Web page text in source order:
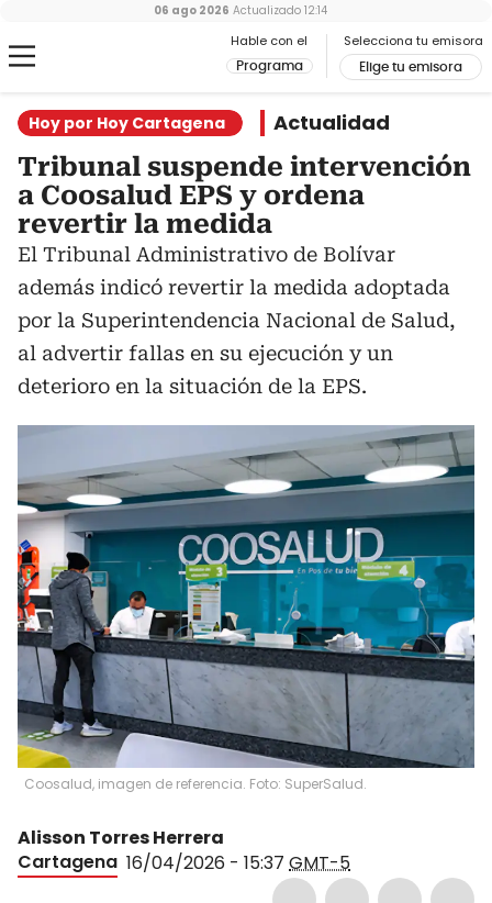
Hable con el
Programa
Selecciona tu emisora
Elige tu emisora
06 ago 2026 Actualizado 12:14
Hoy por Hoy Cartagena Actualidad
Tribunal suspende intervención
a Coosalud EPS y ordena
revertir la medida
El Tribunal Administrativo de Bolívar
además indicó revertir la medida adoptada
por la Superintendencia Nacional de Salud,
al advertir fallas en su ejecución y un
deterioro en la situación de la EPS.
Coosalud, imagen de referencia. Foto: SuperSalud.
Alisson Torres Herrera
Cartagena 16/04/2026 - 15:37 GMT-5